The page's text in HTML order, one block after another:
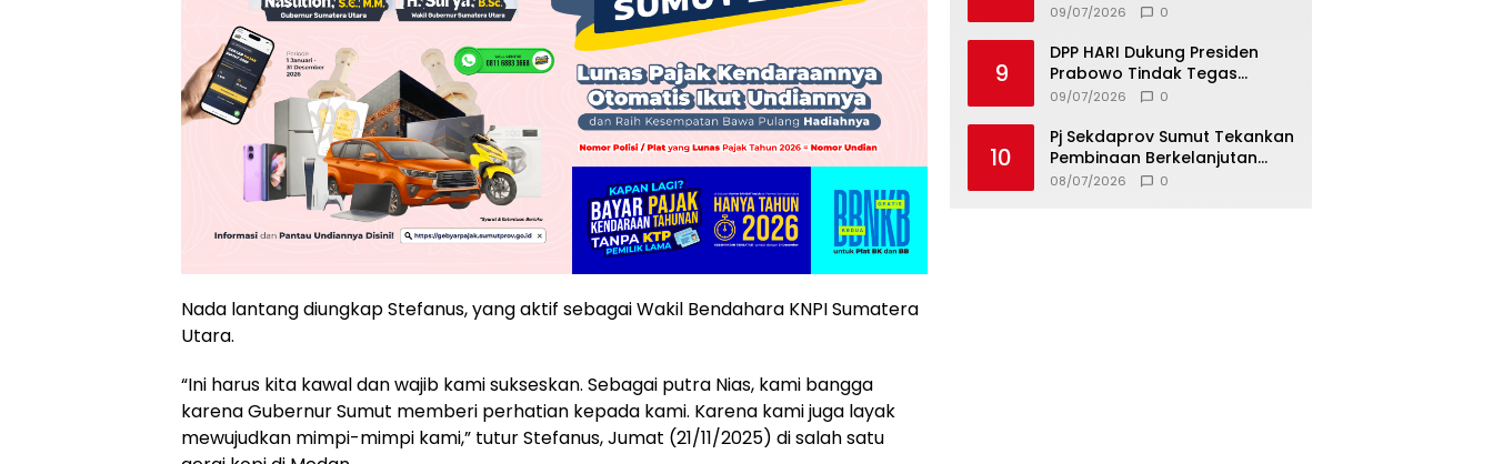
Nada lantang diungkap Stefanus, yang aktif sebagai Wakil Bendahara KNPI Sumatera
Utara.
“Ini harus kita kawal dan wajib kami sukseskan. Sebagai putra Nias, kami bangga
karena Gubernur Sumut memberi perhatian kepada kami. Karena kami juga layak
mewujudkan mimpi-mimpi kami,” tutur Stefanus, Jumat (21/11/2025) di salah satu
Dorong PRSU Masuk Kalender
09/07/2026 0
9
DPP HARI Dukung Presiden
Prabowo Tindak Tegas
Pelaku Korupsi Tanpa Tebang
09/07/2026 0
10
Pj Sekdaprov Sumut Tekankan
Pembinaan Berkelanjutan
untuk Lahirkan Generasi
08/07/2026 0